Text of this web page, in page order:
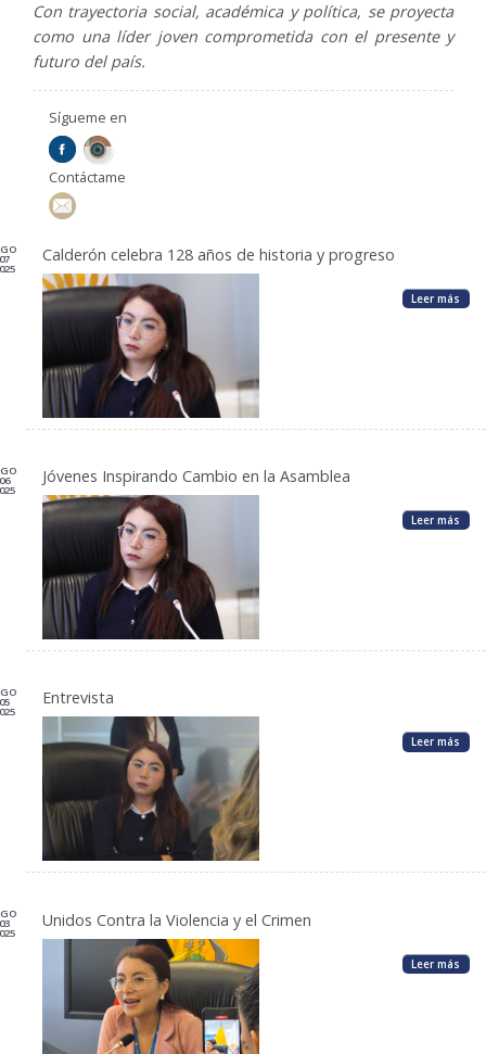
Con trayectoria social, académica y política, se proyecta
como una líder joven comprometida con el presente y
futuro del país.
Sígueme en
Contáctame
07 Calderón celebra 128 años de historia y progreso
Leer más
06 Jóvenes Inspirando Cambio en la Asamblea
Leer más
05 Entrevista
Leer más
03 Unidos Contra la Violencia y el Crimen
Leer más